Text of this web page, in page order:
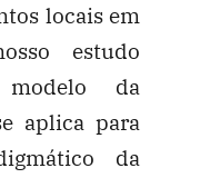
locais em
estudo
da
aplica para
da